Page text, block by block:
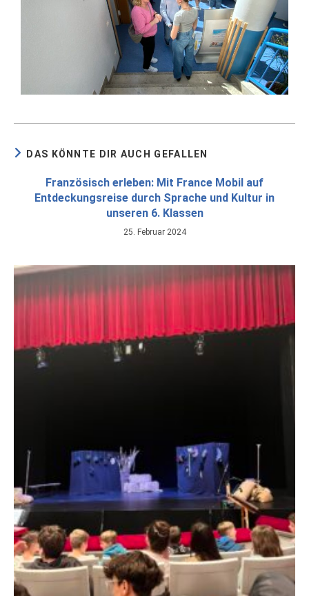
DAS KÖNNTE DIR AUCH GEFALLEN
Französisch erleben: Mit France Mobil auf
Entdeckungsreise durch Sprache und Kultur in
unseren 6. Klassen
25. Februar 2024